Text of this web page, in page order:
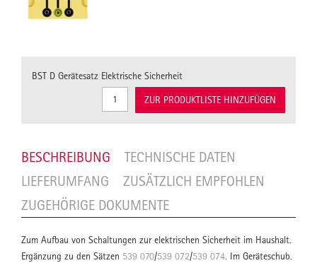
BST D Gerätesatz Elektrische Sicherheit
ZUR PRODUKTLISTE HINZUFÜGEN
BESCHREIBUNG
TECHNISCHE DATEN
LIEFERUMFANG
ZUSÄTZLICH EMPFOHLEN
ZUGEHÖRIGE DOKUMENTE
Zum Aufbau von Schaltungen zur elektrischen Sicherheit im Haushalt.
Ergänzung zu den Sätzen 539 070/539 072/539 074 . Im Geräteschub.